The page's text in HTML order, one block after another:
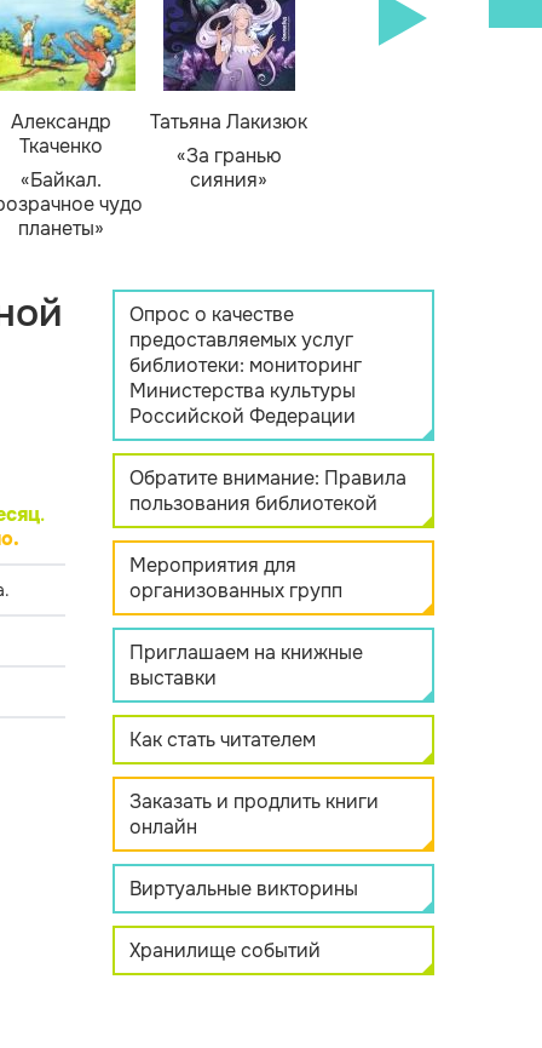
Александр
Ткаченко
«Байкал.
чудо
планеты»
Татьяна Лакизюк
«За гранью
сияния»
.
Опрос о качестве
предоставляемых услуг
библиотеки: мониторинг
Министерства культуры
Российской Федерации
Обратите внимание: Правила
пользования библиотекой
Мероприятия для
организованных групп
Приглашаем на книжные
выставки
Как стать читателем
Заказать и продлить книги
онлайн
Виртуальные викторины
Хранилище событий